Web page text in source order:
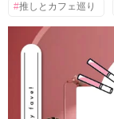
推しとカフェ巡り